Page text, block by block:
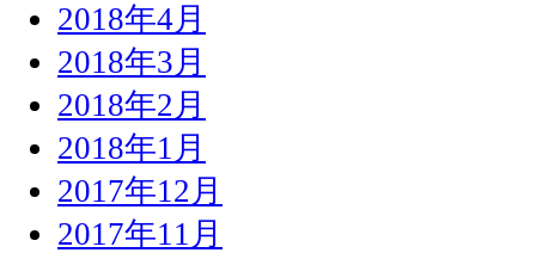
2018年4月
2018年3月
2018年2月
2018年1月
2017年12月
2017年11月